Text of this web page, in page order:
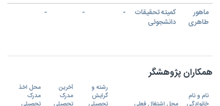
ماهور
طاهری
کمیته تحقیقات
دانشجوئی
-
-
-
همکاران پژوهشگر
نام و نام
خانوادگی
محل اشتغال فعلی
رشته و
گرایش
تحصیلی
آخرین
مدرک
تحصیلی
محل اخذ
مدرک
تحصیلی